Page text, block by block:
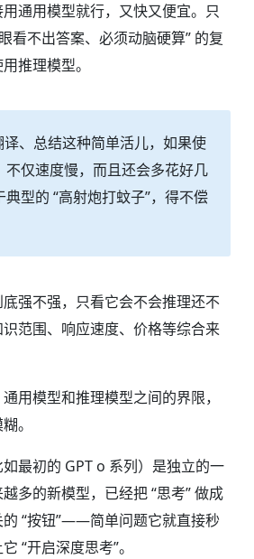
通用模型就行，又快又便宜。只
看不出答案、必须动脑硬算” 的复
推理模型。
译、总结这种简单活儿，如果使
不仅速度慢，而且还会多花好几
型的 “高射炮打蚊子”，得不偿
强不强，只看它会不会推理还不
范围、响应速度、价格等综合来
用模型和推理模型之间的界限，
。
最初的 GPT o 系列）是独立的一
多的新模型，已经把 “思考” 做成
的 “按钮”——简单问题它就直接秒
“开启深度思考”。